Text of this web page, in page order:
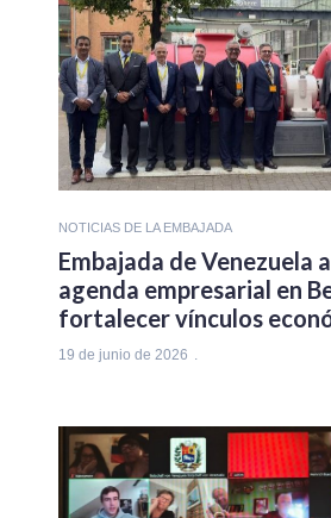
NOTICIAS DE LA EMBAJADA
Embajada de Venezuela
agenda empresarial en
fortalecer vínculos
19 de junio de 2026